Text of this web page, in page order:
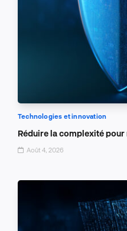
Technologies et innovation
Réduire la complexité pour
Août 4, 2026